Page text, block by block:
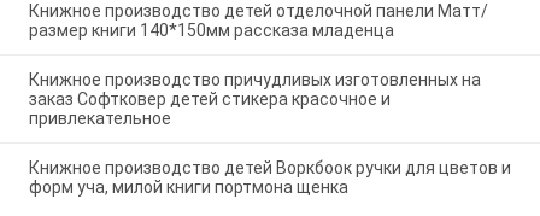
Книжное производство детей отделочной панели Матт/
размер книги 140*150мм рассказа младенца
Книжное производство причудливых изготовленных на
заказ Софтковер детей стикера красочное и
привлекательное
Книжное производство детей Воркбоок ручки для цветов и
форм уча, милой книги портмона щенка